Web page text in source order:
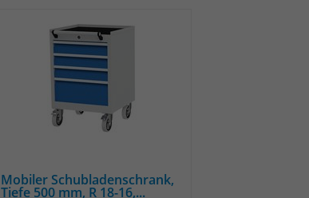
Mobiler Schubladenschrank,
Tiefe 500 mm, R 18-16,...